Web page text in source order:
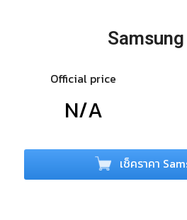
Samsung
Official price
N/A
เช็คราคา